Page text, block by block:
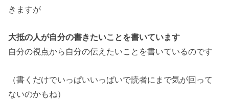
きますが
大抵の人が自分の書きたいことを書いています
自分の視点から自分の伝えたいことを書いているのです
（書くだけでいっぱいいっぱいで読者にまで気が回って
ないのかもね）